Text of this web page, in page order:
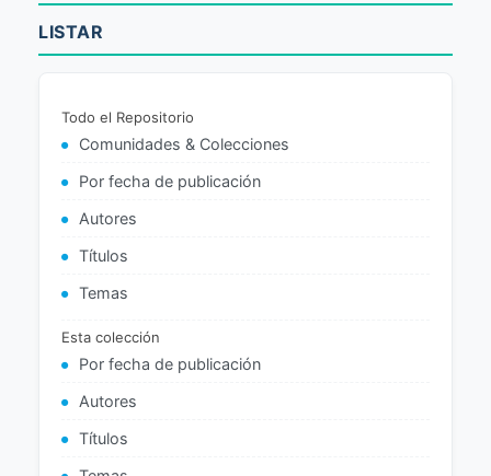
LISTAR
Todo el Repositorio
Comunidades & Colecciones
Por fecha de publicación
Autores
Títulos
Temas
Esta colección
Por fecha de publicación
Autores
Títulos